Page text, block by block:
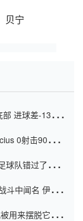
贝宁
进球差-13令人
0射击90分钟
球队错过了世界
斗中闻名 伊万放
用来摆脱它